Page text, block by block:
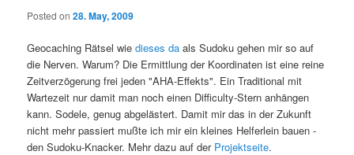
Posted on28. May, 2009
Geocaching Rätsel wiedieses da als Sudoku gehen mir so auf
die Nerven. Warum? Die Ermittlung der Koordinaten ist eine reine
Zeitverzögerung frei jeden "AHA-Effekts". Ein Traditional mit
Wartezeit nur damit man noch einen Difficulty-Stern anhängen
kann. Sodele, genug abgelästert. Damit mir das in der Zukunft
nicht mehr passiert mußte ich mir ein kleines Helferlein bauen -
den Sudoku-Knacker. Mehr dazu auf der Projektseite.